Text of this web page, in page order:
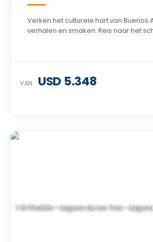
Verken het culturele hart van
verhalen en smaken. Reis naar het
VAN USD 5.348
El Chaltén - Laguna de Los Tres -